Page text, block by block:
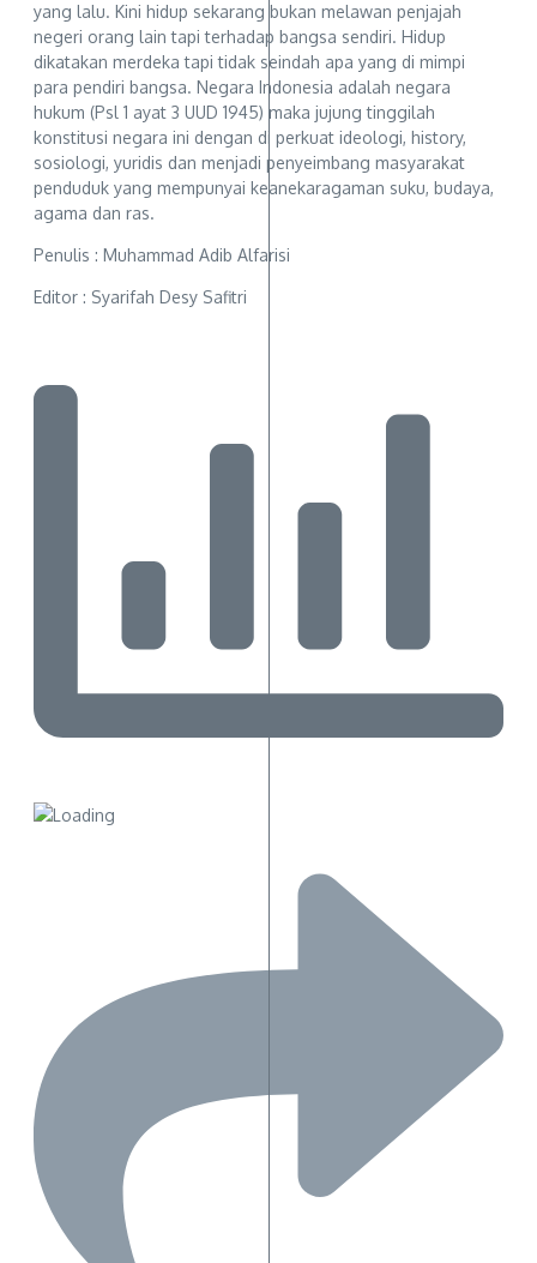
yang lalu. Kini hidup sekarang bukan melawan penjajah
negeri orang lain tapi terhadap bangsa sendiri. Hidup
dikatakan merdeka tapi tidak seindah apa yang di mimpi
para pendiri bangsa. Negara Indonesia adalah negara
hukum (Psl 1 ayat 3 UUD 1945) maka jujung tinggilah
konstitusi negara ini dengan di perkuat ideologi, history,
sosiologi, yuridis dan menjadi penyeimbang masyarakat
penduduk yang mempunyai keanekaragaman suku, budaya,
agama dan ras.
Penulis : Muhammad Adib Alfarisi
Editor : Syarifah Desy Safitri